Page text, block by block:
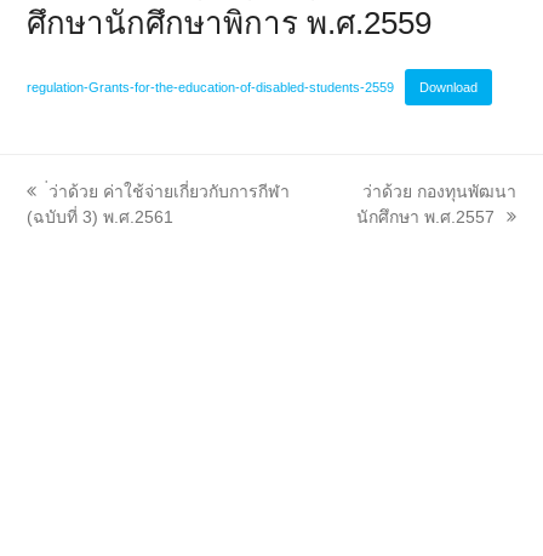
ศึกษานักศึกษาพิการ พ.ศ.2559
regulation-Grants-for-the-education-of-disabled-students-2559 Download
previous
post:
่ว่าด้วย ค่าใช้จ่ายเกี่ยวกับการกีฬา
(ฉบับที่ 3) พ.ศ.2561
next
post:
ว่าด้วย กองทุนพัฒนา
นักศึกษา พ.ศ.2557